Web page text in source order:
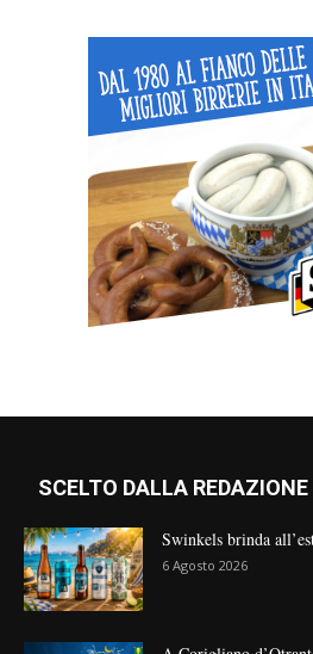
SCELTO DALLA REDAZIONE
Swinkels brinda
6 Agosto 2026